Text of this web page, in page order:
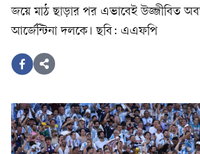
জয়ে মাঠ ছাড়ার পর এভাবেই উজ্জীবিত
আর্জেন্টিনা দলকে। ছবি: এএফপি